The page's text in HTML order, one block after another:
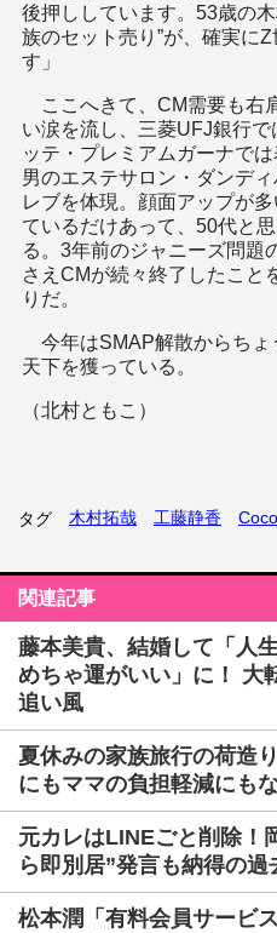
後押ししています。53歳の
族のセット売り”が、確実に
す」
ここへきて、CM需要も右
い涙を流し、三菱UFJ銀行
ッテ・プレミアムガーナで
男のエステサロン・ダンデ
レブを体現。顔面アップが
ているだけあって、50代と
る。3年前のジャニーズ問題
さえCMが続々終了したこと
りだ。
今年はSMAP解散からちょ
天下を獲っている。
（北村ともこ）
タグ 木村拓哉 工藤静香
関連記事
藤本美貴、結婚して「人
めちゃ運がいい」に！ 大
追い風
夏休みの家族旅行の荷造
にもママの負担軽減にも
元カレはLINEごと削除！
ら即別居”発言も納得の過
松本潤「有料会員サービ